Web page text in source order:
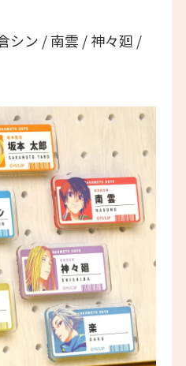
シン / 南雲 / 神々廻 /